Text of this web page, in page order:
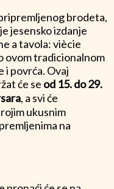
brodeta,
jesensko izdanje
a tavola: viècie
ovom tradicionalnom
i povrća. Ovaj
će se od 15. do 29.
, a svi će
ukusnim
na